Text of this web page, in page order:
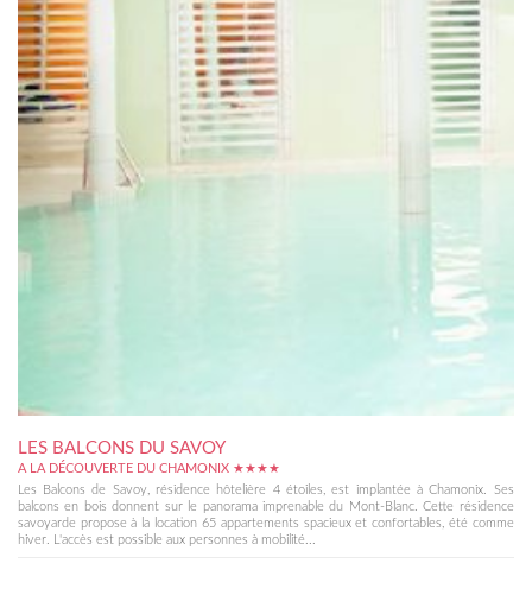
LES BALCONS DU SAVOY
A LA DÉCOUVERTE DU CHAMONIX ★★★★
Les Balcons de Savoy, résidence hôtelière 4 étoiles, est implantée à Chamonix. Ses
balcons en bois donnent sur le panorama imprenable du Mont-Blanc. Cette résidence
savoyarde propose à la location 65 appartements spacieux et confortables, été comme
hiver. L'accès est possible aux personnes à mobilité...